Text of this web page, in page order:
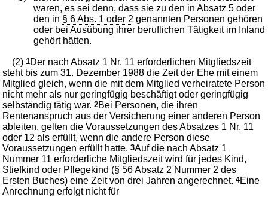
waren, es sei denn, dass sie zu den in Absatz 5 oder
den in § 6 Abs. 1 oder 2 genannten Personen gehören
oder bei Ausübung ihrer beruflichen Tätigkeit im Inland
gehört hätten.
(2)1Der nach Absatz 1 Nr. 11 erforderlichen Mitgliedszeit
steht bis zum 31. Dezember 1988 die Zeit der Ehe mit einem
Mitglied gleich, wenn die mit dem Mitglied verheiratete Person
nicht mehr als nur geringfügig beschäftigt oder geringfügig
selbständig tätig war.2Bei Personen, die ihren
Rentenanspruch aus der Versicherung einer anderen Person
ableiten, gelten die Voraussetzungen des Absatzes 1 Nr. 11
oder 12 als erfüllt, wenn die andere Person diese
Voraussetzungen erfüllt hatte.3Auf die nach Absatz 1
Nummer 11 erforderliche Mitgliedszeit wird für jedes Kind,
Stiefkind oder Pflegekind (§ 56 Absatz 2 Nummer 2 des
Ersten Buches) eine Zeit von drei Jahren angerechnet.4Eine
Anrechnung erfolgt nicht für